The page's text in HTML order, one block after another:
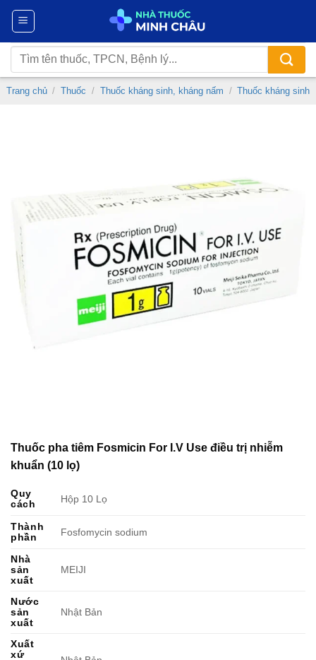
Chuyển
nội
dung
Tìm
kiếm:
Trang chủ / Thuốc / Thuốc kháng sinh, kháng nấm / Thuốc kháng sinh
Thuốc pha tiêm Fosmicin For I.V Use điều trị nhiễm
khuẩn (10 lọ)
Quy
cách
Hộp 10 Lọ
Thành
phần
Fosfomycin sodium
Nhà
sản
xuất
MEIJI
Nước
sản
xuất
Nhật Bản
Xuất
xứ